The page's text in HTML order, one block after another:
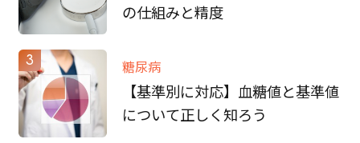
の仕組みと精度
3 糖尿病
【基準別に対応】血糖値と基準値
について正しく知ろう